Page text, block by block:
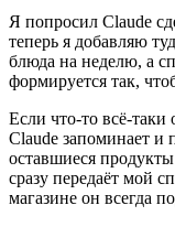
Я попросил Claude
теперь я добавляю
блюда на неделю, а
формируется так,
Если что-то всё-таки
Claude запоминает и
оставшиеся
сразу передаёт мой
магазине он всегда